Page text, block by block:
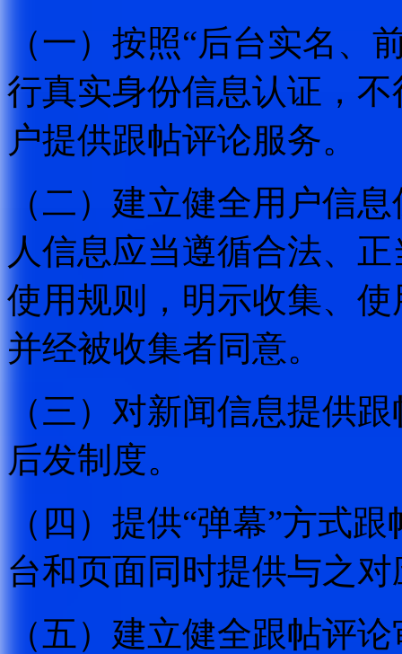
（一）按照“后台实名、
行真实身份信息认证，
户提供跟帖评论服务。
（二）建立健全用户信
人信息应当遵循合法、
使用规则，明示收集、
并经被收集者同意。
（三）对新闻信息提供
后发制度。
（四）提供“弹幕”方式
台和页面同时提供与之
（五）建立健全跟帖评